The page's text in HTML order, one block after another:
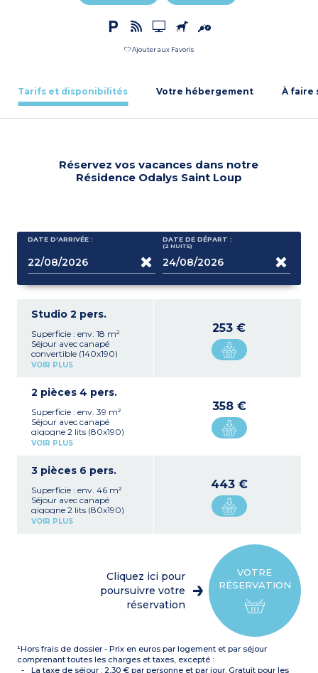
Ajouter aux Favoris
Tarifs et disponibilités Votre hébergement À faire
Réservez vos vacances dans notre
Résidence Odalys Saint Loup
DATE D'ARRIVÉE : DATE DE DÉPART :
(2 NUITS)
Studio 2 pers.
Superficie : env. 18 m²
Séjour avec canapé
convertible (140x190)
Kitchenette équipée
Salle de douche avec WC,
Balcon
VOIR PLUS
253 €
2 pièces 4 pers.
Superficie : env. 39 m²
Séjour avec canapé
gigogne 2 lits (80x190)
Kitchenette équipée
frigo)
(80x190)
Salle de bains, WC séparé,
coffre-fort
Balcon ou terrasse
VOIR PLUS
358 €
3 pièces 6 pers.
Superficie : env. 46 m²
Séjour avec canapé
gigogne 2 lits (80x190)
Kitchenette équipée
Salle de bains, WC séparé,
Balcon ou terrasse
VOIR PLUS
443 €
VOTRE
RÉSERVATION
Cliquez ici pour
poursuivre votre
réservation
¹Hors frais de dossier - Prix en euros par logement et par séjour
comprenant toutes les charges et taxes, excepté :
La taxe de séjour : 2,30 € par personne et par jour. Gratuit pour les